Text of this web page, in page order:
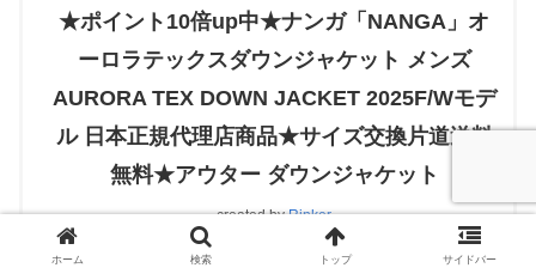
★ポイント10倍up中★ナンガ「NANGA」オ
ーロラテックスダウンジャケット メンズ
AURORA TEX DOWN JACKET 2025F/Wモデ
ル 日本正規代理店商品★サイズ交換片道送料
無料★アウター ダウンジャケット
created byRinker
ホーム 検索 トップ サイドバー